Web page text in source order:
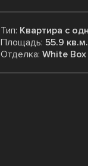
Тип: Квартира с
Площадь: 55.9 кв.м.
Отделка: White Box